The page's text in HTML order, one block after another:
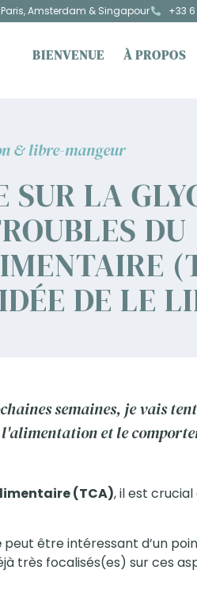
Amsterdam & Singapour +33 6
BIENVENUE À PROPOS
& libre-mangeur
SUR LA
DU
DE LE
semaines, je vais
l'alimentation et le
(TCA), il est
peut être intéressant d’un
très focalisés(es) sur ces